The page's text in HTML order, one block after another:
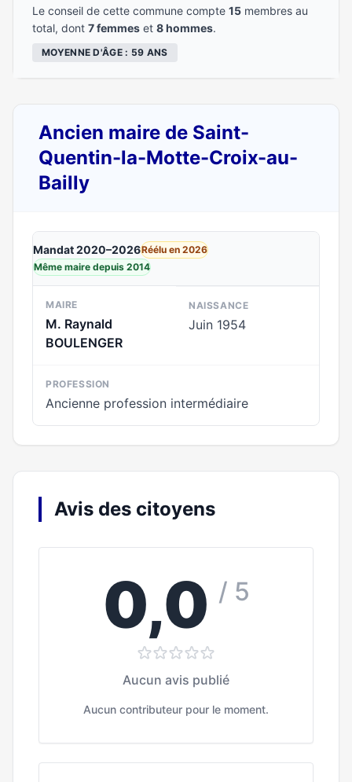
Le conseil de cette commune compte 15 membres au
total, dont 7 femmes et 8 hommes.
MOYENNE D'ÂGE : 59 ANS
Ancien maire de Saint-
Quentin-la-Motte-Croix-au-
Bailly
Mandat 2020–2026Réélu en 2026
Même maire depuis 2014
MAIRE
M. Raynald
BOULENGER
NAISSANCE
Juin 1954
PROFESSION
Ancienne profession intermédiaire
Avis des citoyens
0,0 / 5
Aucun avis publié
Aucun contributeur pour le moment.